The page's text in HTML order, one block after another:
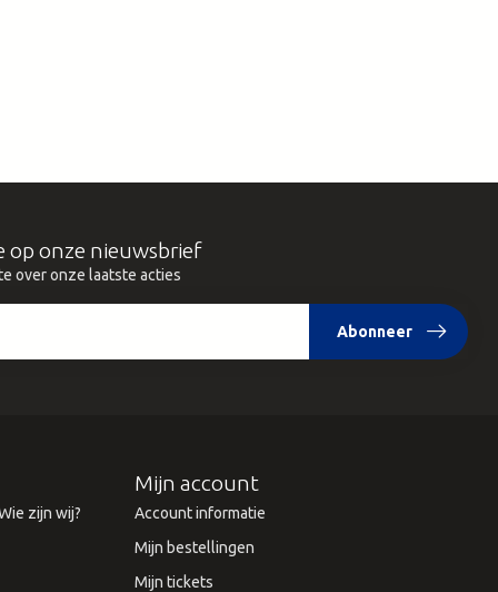
op onze nieuwsbrief
over onze laatste acties
Abonneer
zijn wij?
Mijn account
Account informatie
Mijn bestellingen
Mijn tickets